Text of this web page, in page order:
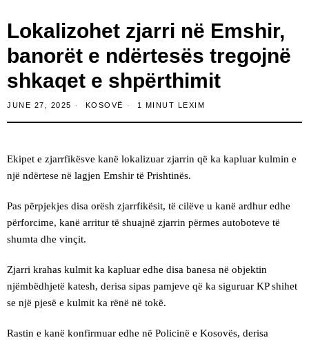
​Lokalizohet zjarri në Emshir,
banorët e ndërtesës tregojnë
shkaqet e shpërthimit
JUNE 27, 2025 KOSOVË 1 MINUT LEXIM
Ekipet e zjarrfikësve kanë lokalizuar zjarrin që ka kapluar kulmin e
një ndërtese në lagjen Emshir të Prishtinës.
Pas përpjekjes disa orësh zjarrfikësit, të cilëve u kanë ardhur edhe
përforcime, kanë arritur të shuajnë zjarrin përmes autoboteve të
shumta dhe vinçit.
Zjarri krahas kulmit ka kapluar edhe disa banesa në objektin
njëmbëdhjetë katesh, derisa sipas pamjeve që ka siguruar KP shihet
se një pjesë e kulmit ka rënë në tokë.
Rastin e kanë konfirmuar edhe në Policinë e Kosovës, derisa